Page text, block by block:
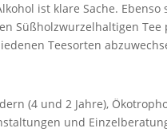
ist klare Sache.
Süßholzwurzelhaltigen
Teesorten
(4 und 2 Jahre),
und